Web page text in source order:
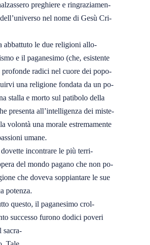
preghiere e ringraziamen-
nel nome di Gesù Cri-
abbattuto le due religioni allo-
e il paganesimo (che, esistente
radici nel cuore dei popo-
una religione fondata da un po-
stalla e morto sul patibolo della
presenta all’intelligenza dei miste-
volontà una morale estremamente
umane.
incontrare le più terri-
del mondo pagano che non po-
che doveva soppiantare le sue
potenza.
questo, il paganesimo crol-
successo furono dodici poveri
sacra-